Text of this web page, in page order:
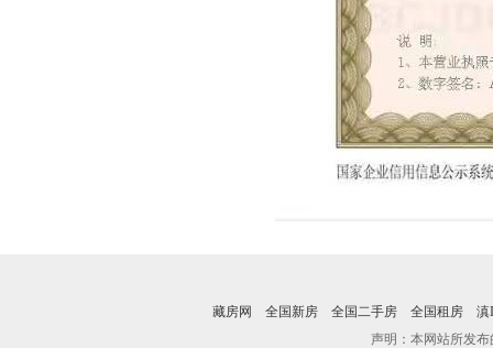
藏房网 全国新房 全国二手房 全国租房
滇
声明：本网站所发